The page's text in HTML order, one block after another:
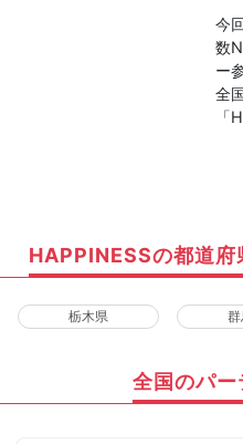
今
数
ー
全
「
HAPPINESSの都道
栃木県 群
全国のパー